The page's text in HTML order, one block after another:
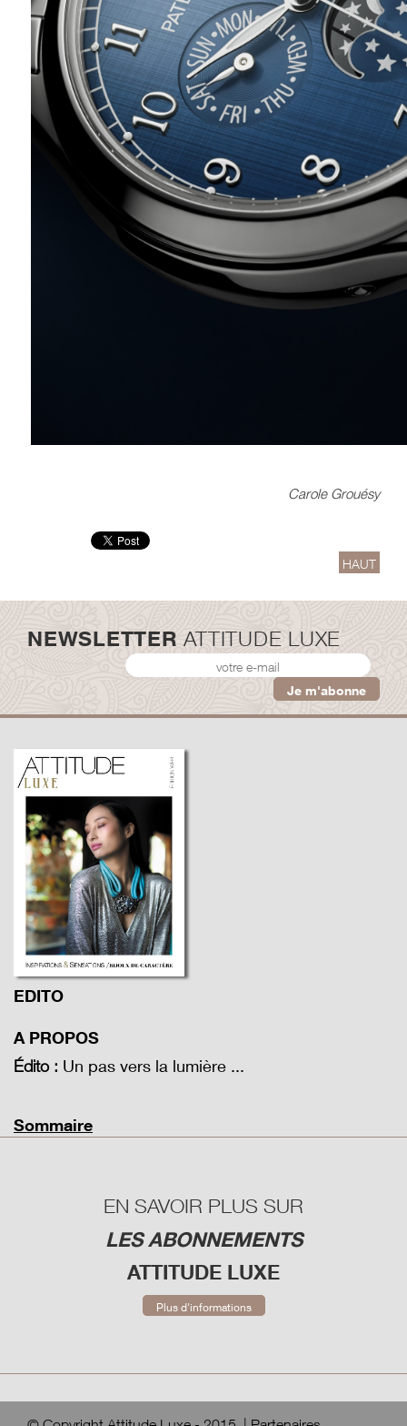
Carole Grouésy
HAUT
NEWSLETTER ATTITUDE LUXE
EDITO
A PROPOS
Édito : Un pas vers la lumière ...
Sommaire
EN SAVOIR PLUS SUR
LES ABONNEMENTS
ATTITUDE LUXE
Plus d'informations